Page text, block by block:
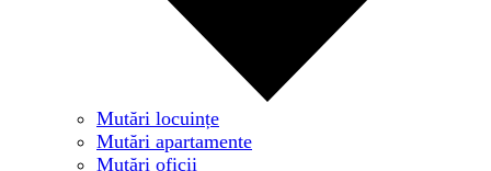
Mutări locuințe
Mutări apartamente
Mutări oficii